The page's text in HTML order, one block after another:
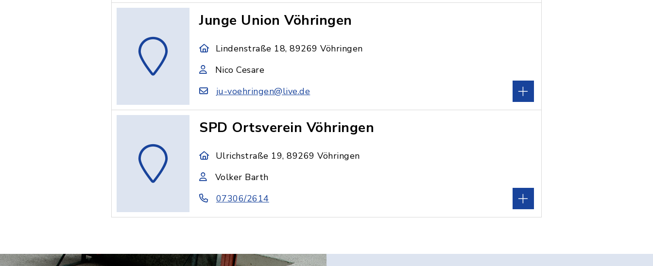
Junge Union Vöhringen
Lindenstraße 18, 89269 Vöhringen
Nico Cesare
ju-voehringen@live.de
SPD Ortsverein Vöhringen
Ulrichstraße 19, 89269 Vöhringen
Volker Barth
07306/2614